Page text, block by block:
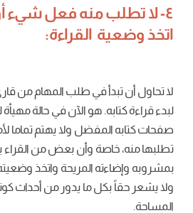
٤- لا تطلب منه فعل شيء
اتخذ وضعية القراءة:
لا تحاول أن تبدأ في طلب المهام من
لبدء قراءة كتابه. هو الآن في حالة
صفحات كتابه المفضل ولا يهتم تماما
تطلبها منه، خاصة وأن بعض من
بمشروبه وإضاءته المريحة واتخذ
ولا يشعر حقاً بكل ما يدور من أحداث
المساحة.